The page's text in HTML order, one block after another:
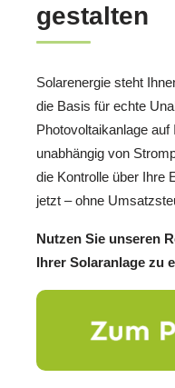
gestalten
Solarenergie steht
die Basis für echte
Photovoltaikanlage
unabhängig von
die Kontrolle über Ihre
jetzt – ohne
Nutzen Sie unseren
Ihrer Solaranlage zu